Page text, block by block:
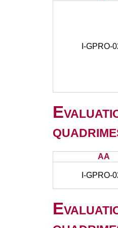
I-GPRO-
AA
I-GPRO-